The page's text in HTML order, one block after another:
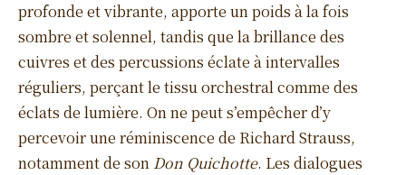
profonde et vibrante, apporte un poids à la fois
sombre et solennel, tandis que la brillance des
cuivres et des percussions éclate à intervalles
réguliers, perçant le tissu orchestral comme des
éclats de lumière. On ne peut s’empêcher d’y
percevoir une réminiscence de Richard Strauss,
notamment de son Don Quichotte. Les dialogues